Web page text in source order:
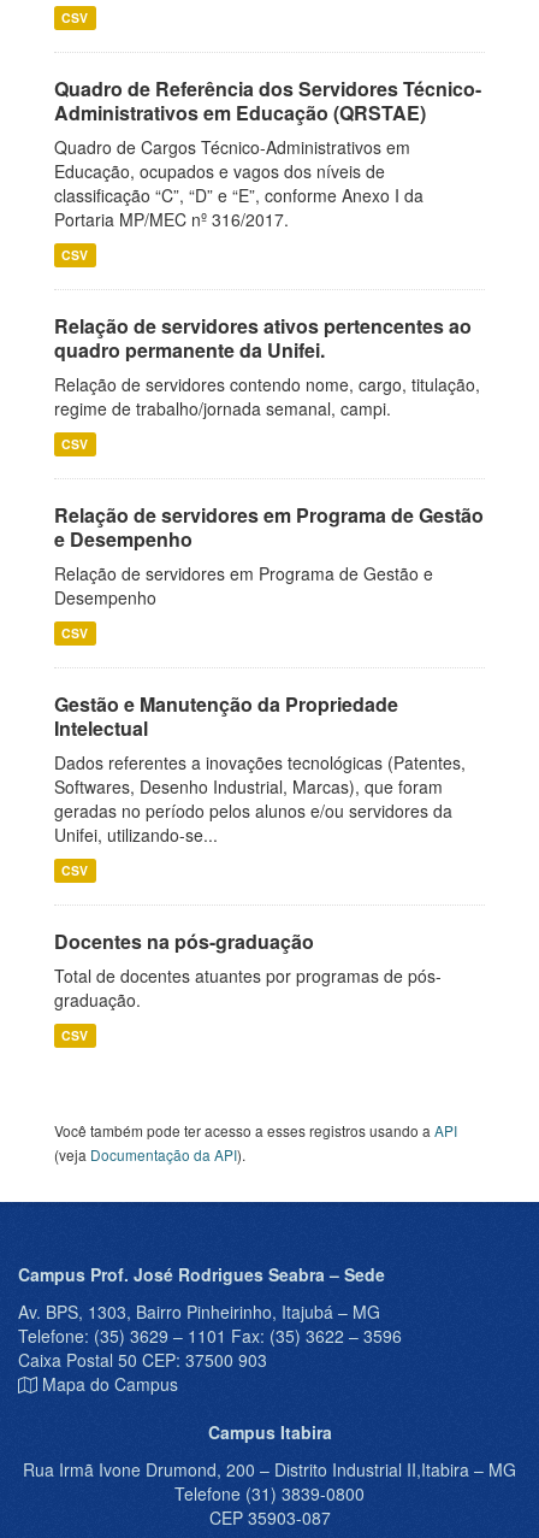
CSV
Quadro de Referência dos Servidores Técnico-
Administrativos em Educação (QRSTAE)
Quadro de Cargos Técnico-Administrativos em
Educação, ocupados e vagos dos níveis de
classificação “C”, “D” e “E”, conforme Anexo I da
Portaria MP/MEC nº 316/2017.
CSV
Relação de servidores ativos pertencentes ao
quadro permanente da Unifei.
Relação de servidores contendo nome, cargo, titulação,
regime de trabalho/jornada semanal, campi.
CSV
Relação de servidores em Programa de Gestão
e Desempenho
Relação de servidores em Programa de Gestão e
Desempenho
CSV
Gestão e Manutenção da Propriedade
Intelectual
Dados referentes a inovações tecnológicas (Patentes,
Softwares, Desenho Industrial, Marcas), que foram
geradas no período pelos alunos e/ou servidores da
Unifei, utilizando-se...
CSV
Docentes na pós-graduação
Total de docentes atuantes por programas de pós-
graduação.
CSV
Você também pode ter acesso a esses registros usando a API
(veja Documentação da API).
Campus Prof. José Rodrigues Seabra – Sede
Av. BPS, 1303, Bairro Pinheirinho, Itajubá – MG
Telefone: (35) 3629 – 1101 Fax: (35) 3622 – 3596
Caixa Postal 50 CEP: 37500 903
Mapa do Campus
Campus Itabira
Rua Irmã Ivone Drumond, 200 – Distrito Industrial II,Itabira – MG
Telefone (31) 3839-0800
CEP 35903-087